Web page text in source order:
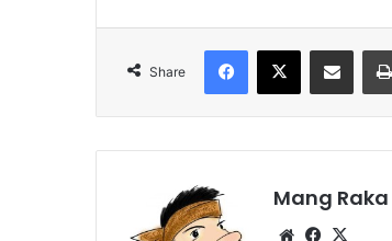
Share
Facebook
X Share via Email
Mang Raka
WebsiteFacebook